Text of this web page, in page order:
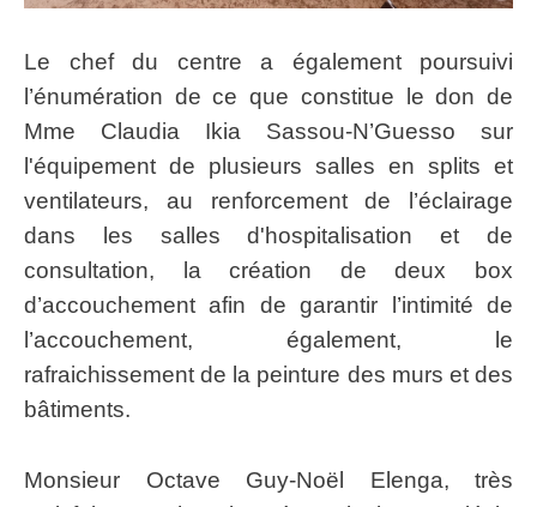
Le chef du centre a également poursuivi
l’énumération de ce que constitue le don de
Mme Claudia Ikia Sassou-N’Guesso sur
l'équipement de plusieurs salles en splits et
ventilateurs, au renforcement de l’éclairage
dans les salles d'hospitalisation et de
consultation, la création de deux box
d’accouchement afin de garantir l’intimité de
l’accouchement, également, le
rafraichissement de la peinture des murs et des
bâtiments.
Monsieur Octave Guy-Noël Elenga, très